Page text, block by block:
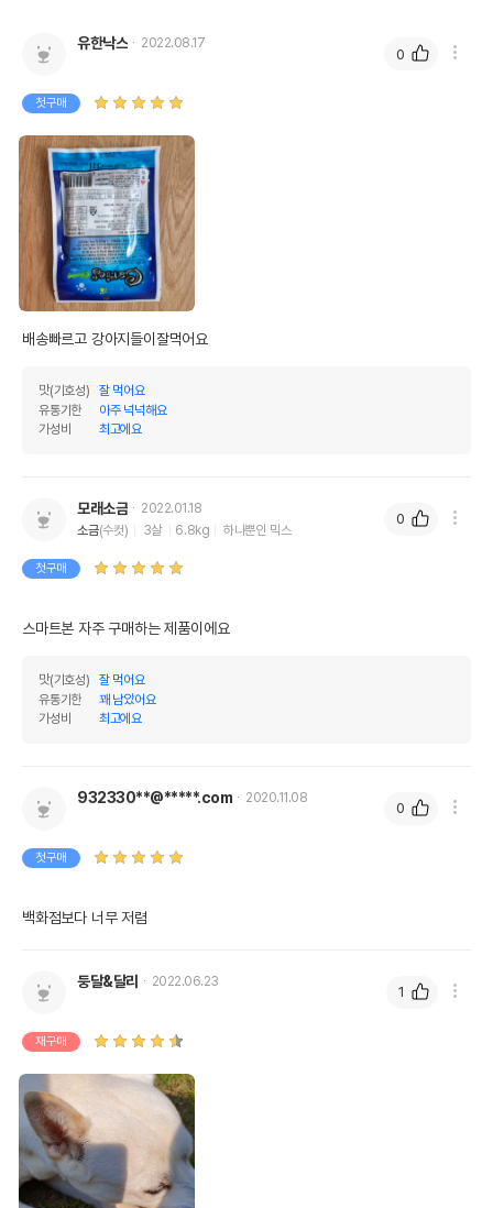
조단백질
조지방
조회분 4% 4.65%
오메가3
탄수화물
기타성분
상세 정보
옥수수,치킨,고구마,완두콩,당근,소르비톨,글리
유한낙스 2022.08.17
첫구매
배송빠르고 강아지들이잘먹어요
맛(기호성)
잘 먹어요
유통기한
아주 넉넉해요
가성비
최고에요
0
모래소금
2022.01.18
소금(수컷) 3살 6.8kg 하나뿐인 믹스
첫구매
스마트본 자주 구매하는 제품이에요
맛(기호성)
잘 먹어요
유통기한
꽤 남았어요
가성비
최고에요
0
932330**@*****.com 2020.11.08
첫구매
백화점보다 너무 저렴
0
둥달&달리 2022.06.23
재구매
1